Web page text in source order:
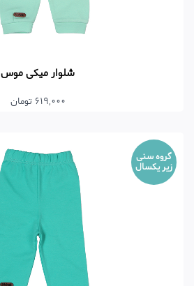
شلوار میکی موس
619,000 تومان
گروه سنی
زیر یکسال